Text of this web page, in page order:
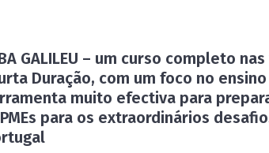
GALILEU – um curso completo
Duração, com um foco no
muito efectiva para
para os extraordinários